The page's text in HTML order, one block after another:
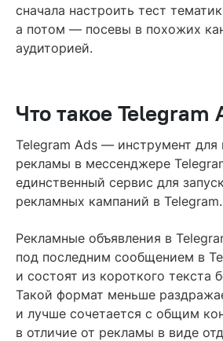
сначала настроить тест
а потом — посевы в похожих
аудиторией.
Что такое Telegram
Telegram Ads — инструмент для
рекламы в мессенджере
единственный сервис для
рекламных кампаний в Telegram.
Рекламные объявления в
под последним сообщением в
и состоят из короткого текста
Такой формат меньше
и лучше сочетается с общим
в отличие от рекламы в виде